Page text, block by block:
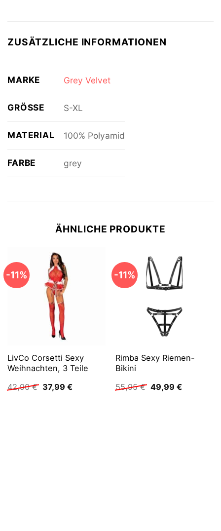
ZUSÄTZLICHE INFORMATIONEN
MARKE Grey Velvet
GRÖSSE S-XL
MATERIAL 100% Polyamid
FARBE grey
ÄHNLICHE PRODUKTE
-11%
LivCo Corsetti Sexy
Weihnachten, 3 Teile
42,90€ Ursprünglicher
Preis
37,99 €Aktueller
-11%
Rimba Sexy Riemen-
Bikini
55,95€ Ursprünglicher
Preis
49,99 €Aktueller